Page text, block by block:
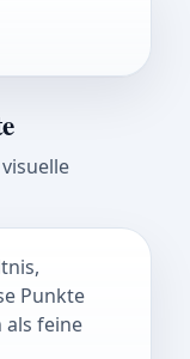
Punkte
feine